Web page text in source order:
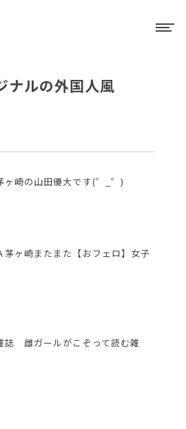
ナルの外国人風
ヶ崎の山田優大です(゜_゜)
茅ヶ崎またまた【おフェロ】女子
誌 雌ガールがこぞって読む雑